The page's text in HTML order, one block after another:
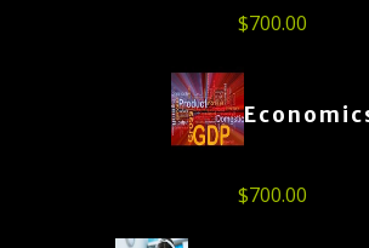
$700.00
$700.00